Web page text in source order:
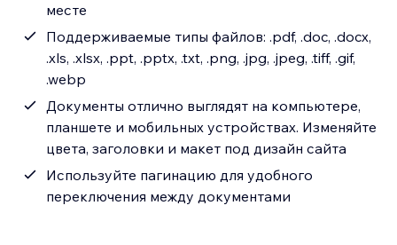
месте
Поддерживаемые типы файлов: .pdf, .doc, .docx,
.xls, .xlsx, .ppt, .pptx, .txt, .png, .jpg, .jpeg, .tiff, .gif,
.webp
Документы отлично выглядят на компьютере,
планшете и мобильных устройствах. Изменяйте
цвета, заголовки и макет под дизайн сайта
Используйте пагинацию для удобного
переключения между документами